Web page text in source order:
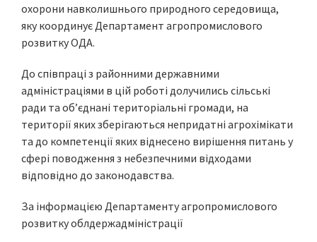
охорони навколишнього природного середовища,
яку координує Департамент агропромислового
розвитку ОДА.
До співпраці з районними державними
адміністраціями в цій роботі долучились сільські
ради та об’єднані територіальні громади, на
території яких зберігаються непридатні агрохімікати
та до компетенції яких віднесено вирішення питань у
сфері поводження з небезпечними відходами
відповідно до законодавства.
За інформацією Департаменту агропромислового
розвитку облдержадміністрації